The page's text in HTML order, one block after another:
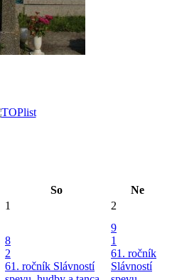
So
Ne
1 2
8
2
61. ročník Slávností
9
1
61. ročník
Slávností